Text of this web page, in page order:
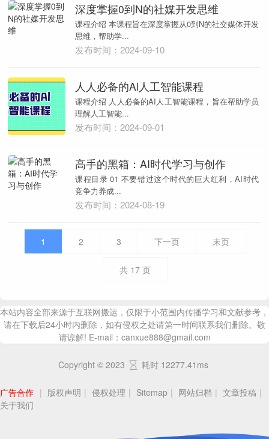
深度掌握0到N的社媒开发思维
课程介绍 本课程旨在深度掌握从0到N的社交媒体开发
思维，帮助学...
发布时间：2024-09-10
人人必备的Al人工智能课程
课程介绍 人人必备的AI人工智能课程，旨在帮助学员
理解人工智能...
发布时间：2024-09-01
高手的黑箱：AI时代学习与创作
课程目录 01 不要错过这个时代的巨大红利，AI时代
竞争力养成...
发布时间：2024-08-19
1 2 3 下一页 末页
共 17页
本站内容全部来源于互联网搬运，仅限于小范围内传播学习和文献参考，
请在下载后24小时内删除，如有侵权之处请第一时间联系我们删除。敬
请谅解! E-mail：canxue888@gmail.com
Copyright © 2023 耗时 12277.41ms
广告合作 | 版权声明 | 侵权处理 | Sitemap | 网站归档 | 文章投稿 |
关于我们